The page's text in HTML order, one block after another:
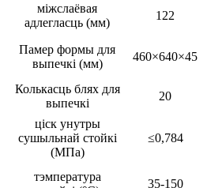
міжслаёвая
адлегласць (мм)
122
Памер формы для
выпечкі (мм)
460×640×45
Колькасць блях для
выпечкі
20
ціск унутры
сушыльнай стойкі
(МПа)
≤0,784
тэмпература
35-150